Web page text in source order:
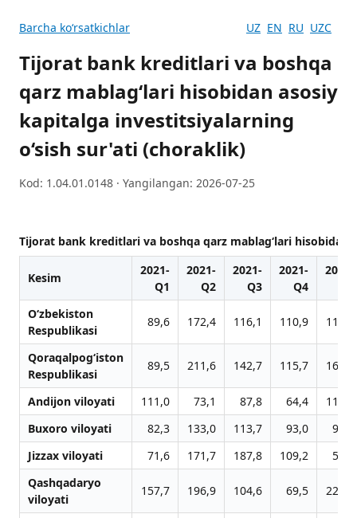
Barcha koʻrsatkichlar UZ EN RU UZC
Tijorat bank kreditlari va boshqa
qarz mablag‘lari hisobidan asosiy
kapitalga investitsiyalarning
o‘sish sur'ati (choraklik)
Kod: 1.04.01.0148 · Yangilangan: 2026-07-25
Tijorat bank kreditlari va boshqa qarz mablag‘lari
Kesim
2021-
Q1
2021-
Q2
2021-
Q3
2021-
Q4
2022-
O‘zbekiston
Respublikasi
89,6 172,4 116,1 110,9 114,4
Qoraqalpog‘iston
Respublikasi
89,5 211,6 142,7 115,7 160,9
Andijon viloyati 111,0 73,1 87,8 64,4
117,5
Buxoro viloyati
82,3 133,0 113,7 93,0
95,3
Jizzax viloyati
71,6 171,7 187,8 109,2
59,0
Qashqadaryo
viloyati
157,7 196,9 104,6 69,5 222,2